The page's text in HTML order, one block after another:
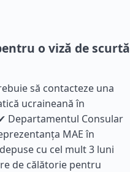
o viză de scurtă
să contacteze una
ucraineană în
Departamentul Consular
MAE în
cu cel mult 3 luni
de călătorie pentru